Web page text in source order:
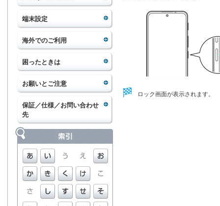
端末設定
海外でのご利用
困ったときは
お願いとご注意
保証／仕様／お問い合わせ
先
ロック画面が表示されます。